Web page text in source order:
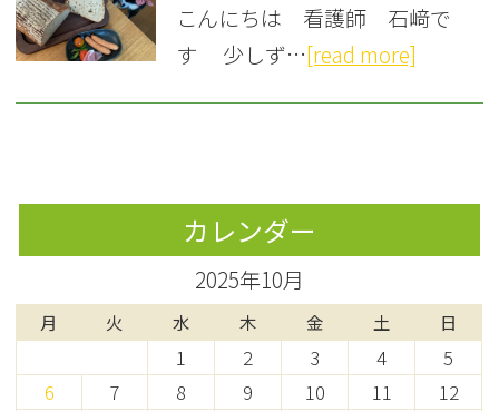
こんにちは 看護師 石﨑で
す 少しず…[read more]
カレンダー
2025年10月
月 火 水 木 金 土 日
1 2 3 4
5
6
7 8 9 10 11
12